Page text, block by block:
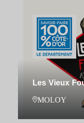
Les Vieux
MOLOY